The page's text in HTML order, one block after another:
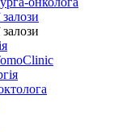
залози
залози